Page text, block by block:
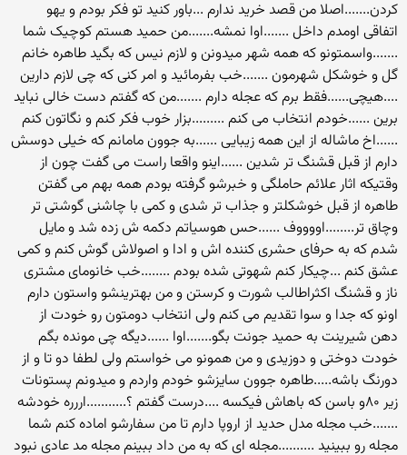
کردن.......اصلا من قصد خرید ندارم ...باور کنید تو فکر بودم و یهو
اتفاقی اومدم داخل .......اوا نمشه.......من حمید هستم کوچیک شما
.......واسمتونو که همه شهر میدونن و لازم نیس که بگید طاهره خانم
گل و خوشکل شهرمون .......خب بفرمائید و امر کنی که چی لازم دارین
....هیچی......فقط برم که عجله دارم .......من که گفتم دست خالی نباید
برین ......خودم انتخاب می کنم .........بزار خوب فکر کنم و نگاتون کنم
......اخ ماشاله از این همه زیبایی ......به جوون مامانم که خیلی دوسش
دارم از قبل قشنگ تر شدین ......اینو واقعا راست می گفت چون از
وقتیکه اثار علائم حاملگی و خبرشو گرفته بودم همه بهم می گفتن
طاهره از قبل خوشکلتر و جذاب تر شدی و کمی با چاشنی گوشتی تر
وچاق تر........اووووف ......حس هوسیاتم دکمه ش زده شد و مایل
شدم که به حرفای حشری کننده اش و ادا و اصولاش گوش کنم و کمی
عشق کنم ...چیکار کنم شهوتی شده بودم ........خب خانومای مشتری
ناز و قشنگ اکثراطالب شورت و کرستن و من بهترینشو واستون دارم
اونو که جدا و سوا تقدیم می کنم ولی انتخاب دومتون رو خودت از
دهن شیرینت به حمید جونت بگو.......اوا ......دیگه چی مونده بگم
خودت دوختی و دوزیدی و من همونو می خواستم ولی لطفا دو تا و از
دورنگ باشه.....طاهره جوون سایزشو خودم واردم و میدونم پستونات
زیر ۸۰و باسن که باهاش فیکسه ....درست گفتم ؟...........اررره خودشه
.......خب مجله مدل حدید از اروپا دارم تا من سفارشو اماده کنم شما
مجله رو ببینید ..........مجله ای که به من داد ببینم مجله مد عادی نبود